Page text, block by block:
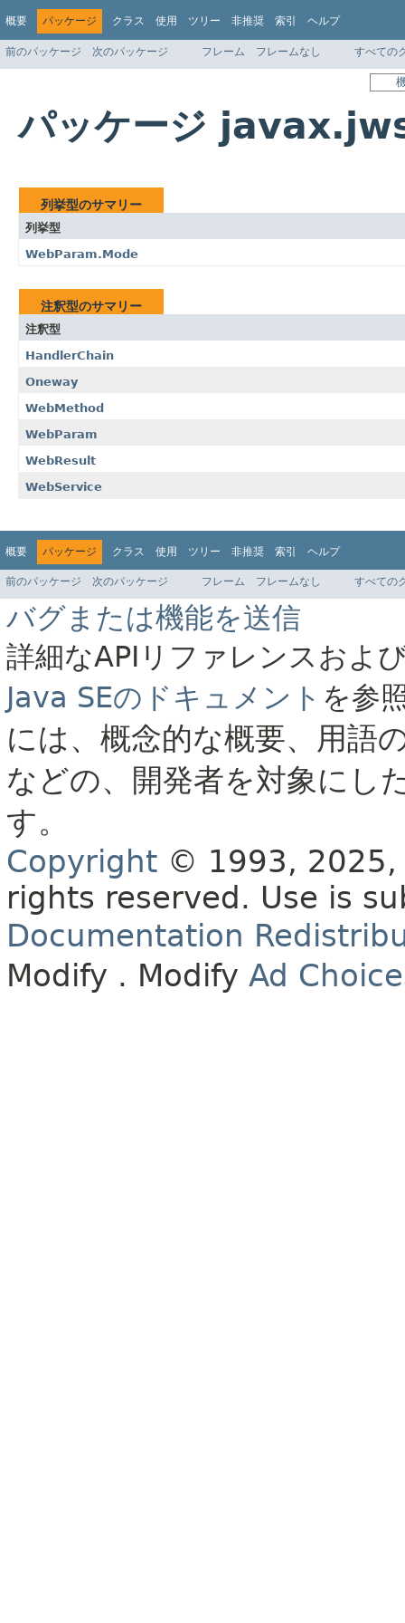
概要 パッケージ クラス 使用 ツリー 非推奨 索引 ヘルプ
前のパッケージ 次のパッケージ フレーム フレームなし すべての
パッケージ
列挙型のサマリー
列挙型
WebParam.Mode
注釈型のサマリー
注釈型
HandlerChain
Oneway
WebMethod
WebParam
WebResult
WebService
概要 パッケージ クラス 使用 ツリー 非推奨 索引 ヘルプ
前のパッケージ 次のパッケージ フレーム フレームなし すべての
バグまたは機能を送信
詳細なAPIリファレンスおよ
Java SEのドキュメント を参
には、概念的な概要、用語
などの、開発者を対象にし
す。
Copyright © 1993,
rights reserved. Use is
Documentation
Modify . Modify Ad